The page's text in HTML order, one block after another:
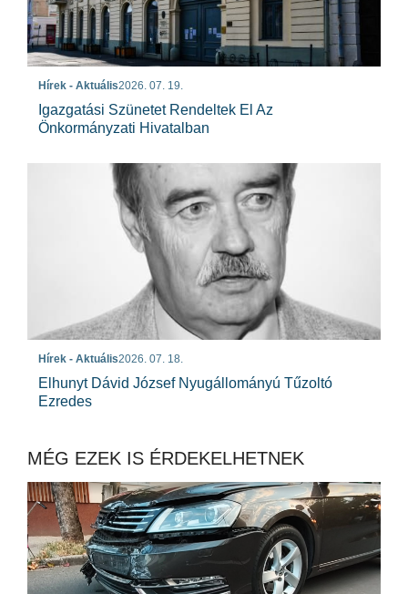
Hírek - Aktuális2026. 07. 19.
Igazgatási Szünetet Rendeltek El Az
Önkormányzati Hivatalban
Hírek - Aktuális2026. 07. 18.
Elhunyt Dávid József Nyugállományú Tűzoltó
Ezredes
MÉG EZEK IS ÉRDEKELHETNEK